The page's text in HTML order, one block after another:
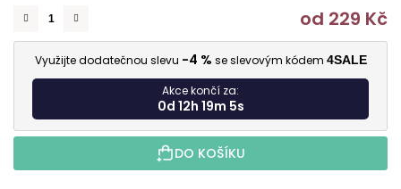
od 229 Kč
Využijte dodatečnou slevu -4 % se slevovým kódem 4SALE
Akce končí za:
0d 12h 19m 4s
DO KOŠÍKU